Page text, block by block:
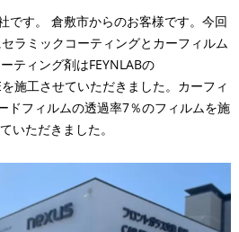
です。 倉敷市からのお客様です。今回
ラミックコーティングとカーフィルム
ティング剤はFEYNLABの
施工させていただきました。カーフィ
ドフィルムの透過率7％のフィルムを施
いただきました。